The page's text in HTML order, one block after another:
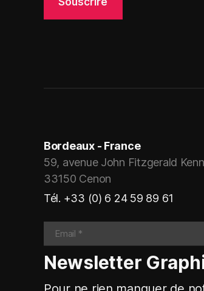
Bordeaux - France
59, avenue John Fitzgerald
33150 Cenon
Tél. +33 (0) 6 24 59 89 61
Newsletter